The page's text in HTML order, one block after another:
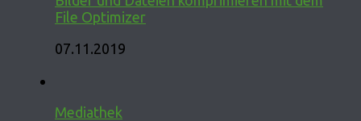
File Optimizer
07.11.2019
Mediathek